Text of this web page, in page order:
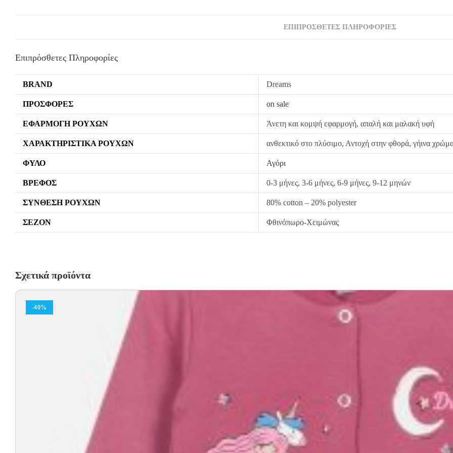
ΕΠΙΠΡΌΣΘΕΤΕΣ ΠΛΗΡΟΦΟΡΊΕΣ
Επιπρόσθετες Πληροφορίες
BRAND Dreams
ΠΡΟΣΦΟΡΈΣ on sale
ΕΦΑΡΜΟΓΉ ΡΟΎΧΩΝ Άνετη και κομψή εφαρμογή, απαλή και μαλακή υφή
ΧΑΡΑΚΤΗΡΙΣΤΙΚΆ ΡΟΎΧΩΝ ανθεκτικό στο πλύσιμο, Αντοχή στην φθορά, γήινα
ΦΎΛΟ Αγόρι
ΒΡΈΦΟΣ 0-3 μήνες, 3-6 μήνες, 6-9 μήνες, 9-12 μηνών
ΣΎΝΘΕΣΗ ΡΟΎΧΩΝ 80% cotton – 20% polyester
ΣΕΖΌΝ Φθινόπωρο-Χειμώνας
Σχετικά προϊόντα
-40%